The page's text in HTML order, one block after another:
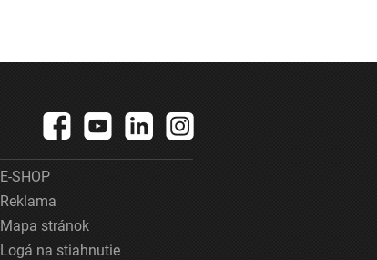
E-SHOP
Reklama
Mapa stránok
Logá na stiahnutie